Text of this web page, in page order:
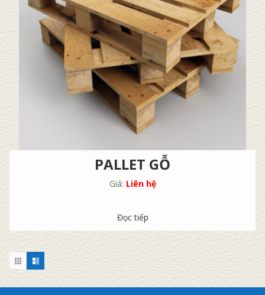
PALLET GỖ
Giá: Liên hệ
Đọc tiếp